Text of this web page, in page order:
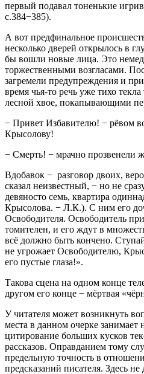
первый подавал тоненькие
с.384−385).
А вот предфинальное
несколько дверей открылось в
бы вошли новые лица. Это
торжественными возгласами.
загремели предупреждения и
время чья-то речь уже тихо
лесной хвое, покапывающими
− Привет Избавителю! − рёвом
Крысолову!
− Смерть! − мрачно прозвенели
Вдобавок − разговор двоих,
сказал неизвестный, − но не
девяносто семь, квартира
Крысолова. − Л.К.). С ним его
Освободителя. Освободитель
томителен, и его ждут в
всё должно быть кончено.
не угрожает Освободителю,
его пустые глаза!».
Такова сцена на одном конце
другом его конце − мёртвая
У читателя может возникнуть
места в данном очерке занимает
цитирование больших кусков
рассказов. Оправданием тому
предельную точность в
предсказаний писателя. Здесь